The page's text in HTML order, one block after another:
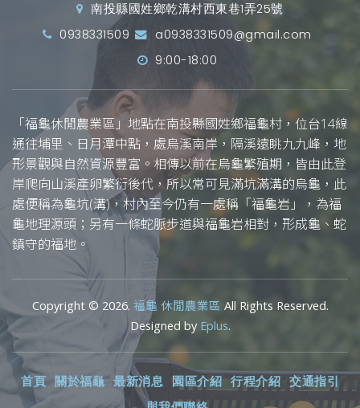
南投縣國姓鄉乾溝村西東巷1弄25號
0938331509
a0938331509@gmail.com
9:00-18:00
「福龜休閒農業區」地點在南投縣國姓鄉福龜村，位台14線
通往埔里、日月潭中點，處烏溪南岸，隔溪遠眺九九峰，地
形景觀與自然資源豐富。相傳以前在烏龜繁殖期，皆由此登
岸爬向山溪產卵繁衍後代，所以常可見滿坑滿溝的烏龜，此
處便稱為龜坑(溝)，村內至今仍有一處稱「福龜岩」，為福
龜地理源頭；另有一條蛇脈步道與福龜岩相對，形成龜、蛇
鎮守的福地。
Copyright © 2026. 福龜 休閒農業區 All Rights Reserved.
Designed by Eplus.
首頁 關於福龜 最新消息 園區介紹 行程介紹 交通指引